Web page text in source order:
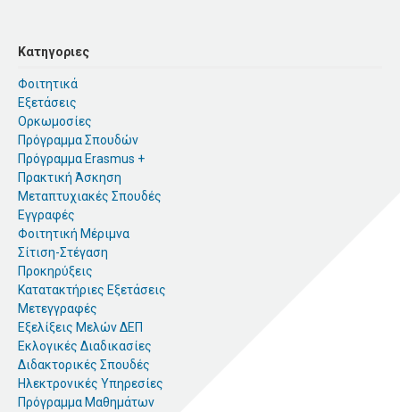
Κατηγοριες
Φοιτητικά
Εξετάσεις
Ορκωμοσίες
Πρόγραμμα Σπουδών
Πρόγραμμα Erasmus +
Πρακτική Άσκηση
Μεταπτυχιακές Σπουδές
Εγγραφές
Φοιτητική Μέριμνα
Σίτιση-Στέγαση
Προκηρύξεις
Κατατακτήριες Εξετάσεις
Μετεγγραφές
Εξελίξεις Μελών ΔΕΠ
Εκλογικές Διαδικασίες
Διδακτορικές Σπουδές
Ηλεκτρονικές Υπηρεσίες
Πρόγραμμα Μαθημάτων